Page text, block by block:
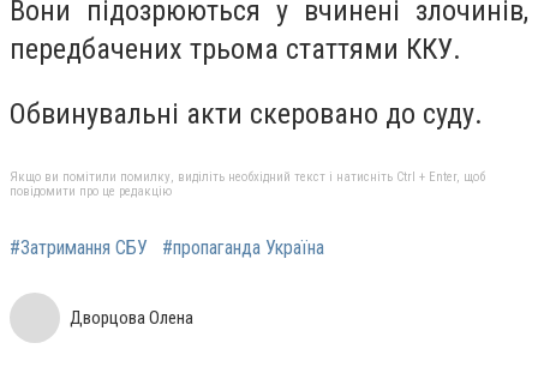
Вони підозрюються у вчинені злочинів,
передбачених трьома статтями ККУ.
Обвинувальні акти скеровано до суду.
Якщо ви помітили помилку, виділіть необхідний текст і натисніть Ctrl + Enter, щоб
повідомити про це редакцію
#Затримання СБУ #пропаганда Україна
Дворцова Олена